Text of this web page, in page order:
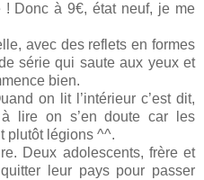
Donc à 9€, état neuf, je me
avec des reflets en formes
série qui saute aux yeux et
bien.
on lit l’intérieur c’est dit,
à lire on s’en doute car les
plutôt légions ^^.
Deux adolescents, frère et
leur pays pour passer